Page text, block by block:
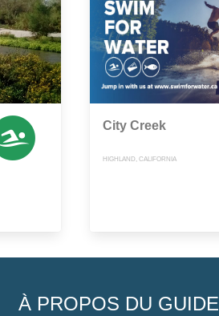
City Creek
HIGHLAND, CALIFORNIA
À PROPOS DU GUIDE